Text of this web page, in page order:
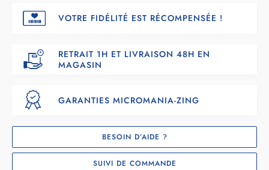
VOTRE FIDÉLITÉ EST RÉCOMPENSÉE !
RETRAIT 1H ET LIVRAISON 48H EN
MAGASIN
GARANTIES MICROMANIA-ZING
BESOIN D’AIDE ?
SUIVI DE COMMANDE